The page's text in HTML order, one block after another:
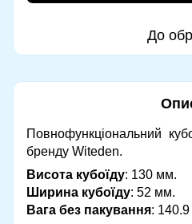
До
Повнофункціональний
бренду Witeden.
Висота кубоїду: 130 мм.
Ширина кубоїду: 52 мм.
Вага без пакування: